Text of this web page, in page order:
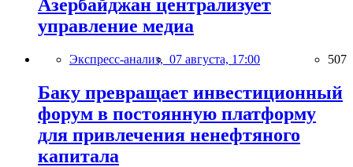
Азербайджан централизует
управление медиа
Экспресс-анализ, 07 августа, 17:00 507
Баку превращает инвестиционный
форум в постоянную платформу
для привлечения ненефтяного
капитала